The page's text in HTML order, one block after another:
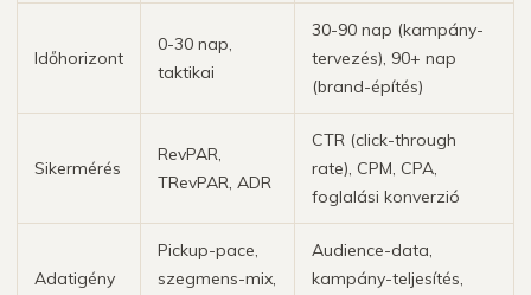
Időhorizont
0-30 nap,
taktikai
30-90 nap (kampány-
tervezés), 90+ nap
(brand-építés)
Sikermérés
RevPAR,
TRevPAR, ADR
CTR (click-through
rate), CPM, CPA,
foglalási konverzió
Adatigény
Pickup-pace,
szegmens-mix,
Audience-data,
kampány-teljesítés,